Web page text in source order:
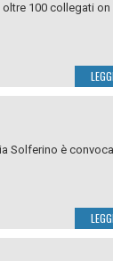
100 collegati on
LEGGI
Solferino è
LEGGI